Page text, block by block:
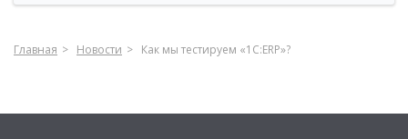
Главная Новости Как мы тестируем «1С:ERP»?